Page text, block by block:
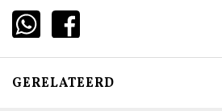
GERELATEERD